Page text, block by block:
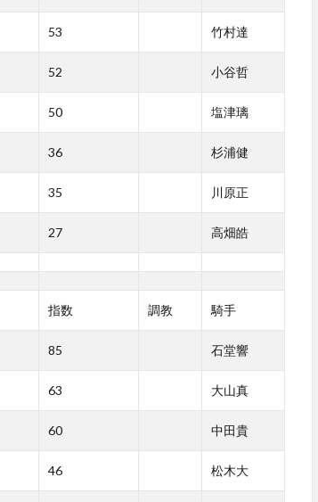
53 竹村達
52 小谷哲
50 塩津璃
36 杉浦健
35 川原正
27 高畑皓
指数 調教 騎手
85 石堂響
63 大山真
60 中田貴
46 松木大